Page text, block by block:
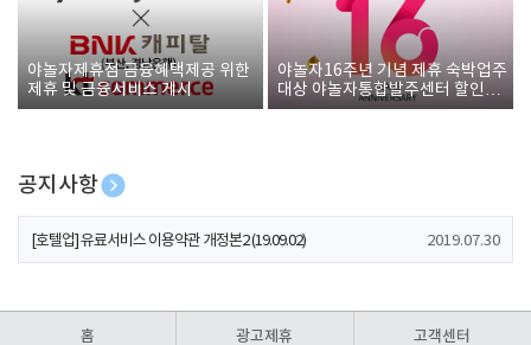
야놀자제휴점 금융혜택제공 위한
제휴 및 금융서비스 게시
야놀자16주년 기념 제휴 숙박업주
대상 야놀자통합발주센터 할인쿠
폰 증정
공지사항
[호텔업] 개인정보 처리방침 개정본1 (19.09.02)
[호텔업] 유료서비스 이용약관 개정본2 (19.09.02) 2019.07.30
홈 광고제휴 고객센터